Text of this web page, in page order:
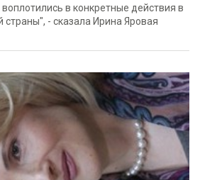
в конкретные действия в
- сказала Ирина Яровая